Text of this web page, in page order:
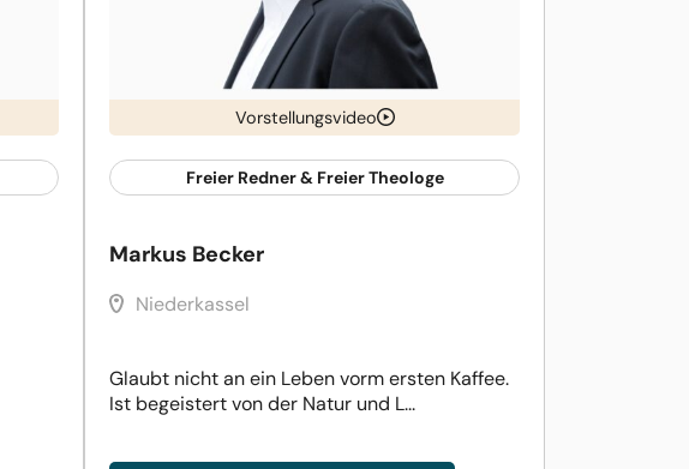
Vorstellungsvideo
Freier Redner & Freier Theologe
Markus Becker
Niederkassel
Glaubt nicht an ein Leben vorm ersten Kaffee.
Ist begeistert von der Natur und L...